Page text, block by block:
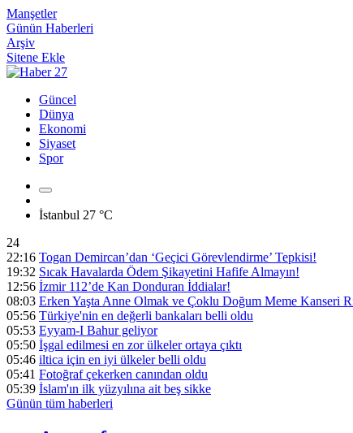
Manşetler
Günün Haberleri
Arşiv
Sitene Ekle
Güncel
Dünya
Ekonomi
Siyaset
Spor
İstanbul 27 °C
24
22:16 Togan Demircan’dan ‘Geçici Görevlendirme’ Tepkisi!
19:32 Sıcak Havalarda Ödem Şikayetini Hafife Almayın!
12:56 İzmir 112’de Kan Donduran İddialar!
08:03 Erken Yaşta Anne Olmak ve Çoklu Doğum Meme Kanseri
05:56 Türkiye'nin en değerli bankaları belli oldu
05:53 Eyyam-I Bahur geliyor
05:50 İşgal edilmesi en zor ülkeler ortaya çıktı
05:46 iltica için en iyi ülkeler belli oldu
05:41 Fotoğraf çekerken canından oldu
05:39 İslam'ın ilk yüzyılına ait beş sikke
Günün tüm haberleri